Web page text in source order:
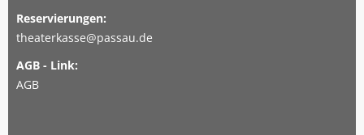
Reservierungen:
theaterkasse@passau.de
AGB - Link:
AGB